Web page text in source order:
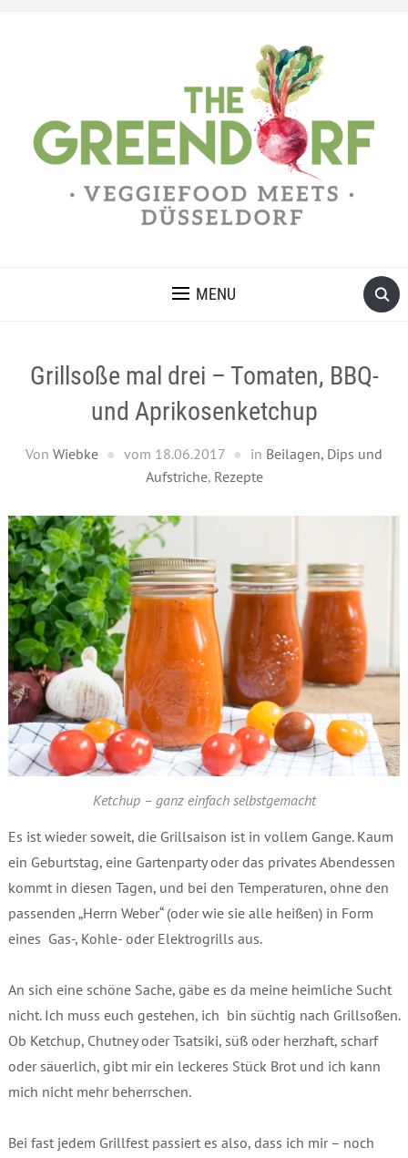
MENU
Grillsoße mal drei – Tomaten, BBQ-
und Aprikosenketchup
Von Wiebke vom 18.06.2017 in Beilagen, Dips und
Aufstriche, Rezepte
Ketchup – ganz einfach selbstgemacht
Es ist wieder soweit, die Grillsaison ist in vollem Gange. Kaum
ein Geburtstag, eine Gartenparty oder das privates Abendessen
kommt in diesen Tagen, und bei den Temperaturen, ohne den
passenden „Herrn Weber“ (oder wie sie alle heißen) in Form
eines Gas-, Kohle- oder Elektrogrills aus.
An sich eine schöne Sache, gäbe es da meine heimliche Sucht
nicht. Ich muss euch gestehen, ich bin süchtig nach Grillsoßen.
Ob Ketchup, Chutney oder Tsatsiki, süß oder herzhaft, scharf
oder säuerlich, gibt mir ein leckeres Stück Brot und ich kann
mich nicht mehr beherrschen.
Bei fast jedem Grillfest passiert es also, dass ich mir – noch